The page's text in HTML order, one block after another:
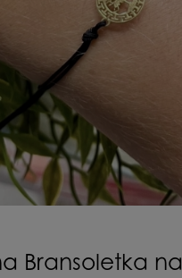
Bransoletka na